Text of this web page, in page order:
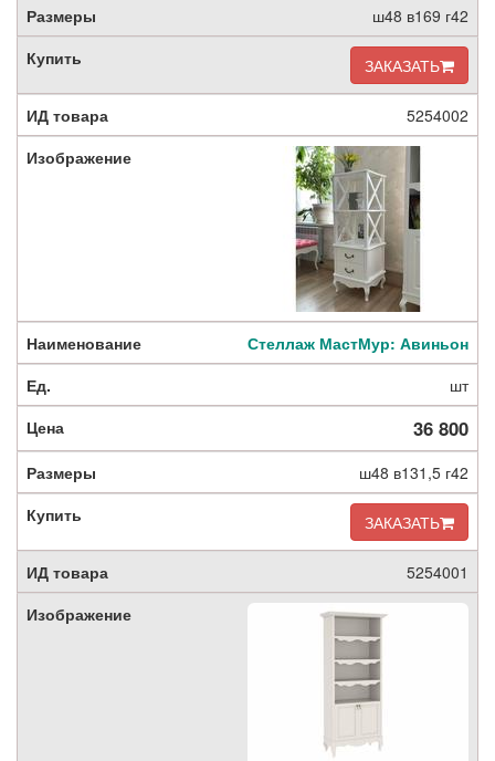
ш48 в169 г42
ЗАКАЗАТЬ
5254002
Стеллаж МастМур: Авиньон
шт
36 800
ш48 в131,5 г42
ЗАКАЗАТЬ
5254001